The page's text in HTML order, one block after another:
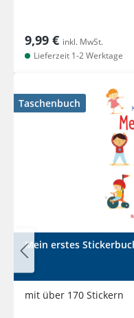
9,99 € inkl. MwSt.
Lieferzeit 1-2 Werktage
Taschenbuch
Mein erstes
mit über 170 Stickern